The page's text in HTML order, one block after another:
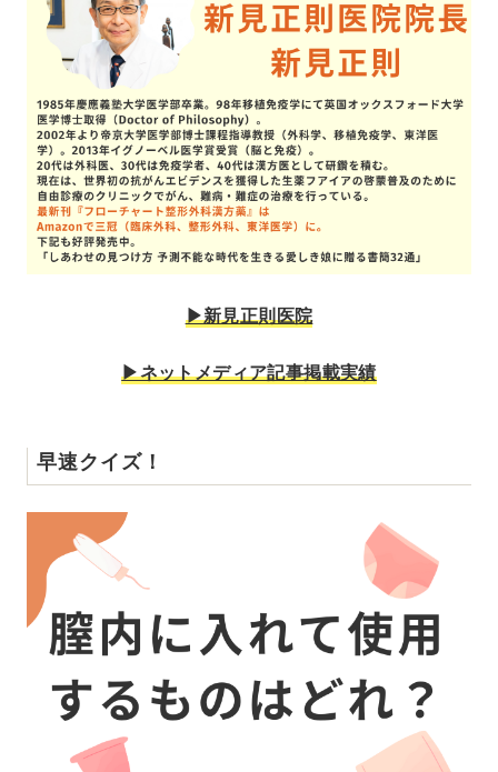
▶︎新見正則医院
▶︎ネットメディア記事掲載実績
早速クイズ！